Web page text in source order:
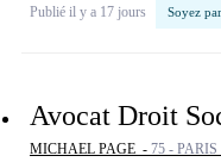
Publié il y a 17 jours Soyez
Avocat Droit
MICHAEL PAGE - 75 -